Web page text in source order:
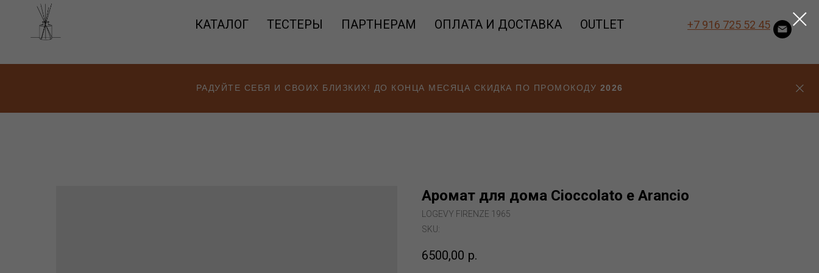
КАТАЛОГ ТЕСТЕРЫ ПАРТНЕРАМ ОПЛАТА И ДОСТАВКА OUTLET +7 916 725 52 45
РАДУЙТЕ СЕБЯ И СВОИХ БЛИЗКИХ! ДО КОНЦА МЕСЯЦА СКИДКА ПО ПРОМОКОДУ 2026
Аромат для дома Cioccolato e Arancio
LOGEVY FIRENZE 1965
SKU:
6500,00 р.